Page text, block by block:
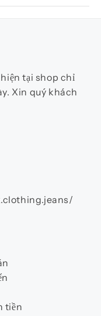
tại shop chỉ
Xin quý khách
tiền